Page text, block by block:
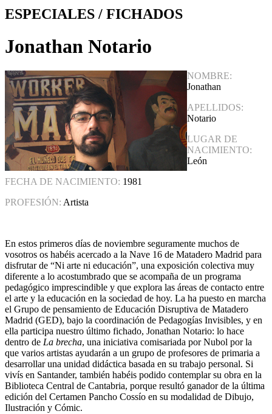
ESPECIALES / FICHADOS
Jonathan Notario
NOMBRE:
Jonathan
APELLIDOS:
Notario
LUGAR DE
NACIMIENTO:
León
FECHA DE NACIMIENTO: 1981
PROFESIÓN: Artista
En estos primeros días de noviembre seguramente muchos de
vosotros os habéis acercado a la Nave 16 de Matadero Madrid para
disfrutar de “Ni arte ni educación”, una exposición colectiva muy
diferente a lo acostumbrado que se acompaña de un programa
pedagógico imprescindible y que explora las áreas de contacto entre
el arte y la educación en la sociedad de hoy. La ha puesto en marcha
el Grupo de pensamiento de Educación Disruptiva de Matadero
Madrid (GED), bajo la coordinación de Pedagogías Invisibles, y en
ella participa nuestro último fichado, Jonathan Notario: lo hace
dentro de La brecha, una iniciativa comisariada por Nubol por la
que varios artistas ayudarán a un grupo de profesores de primaria a
desarrollar una unidad didáctica basada en su trabajo personal. Si
vivís en Santander, también habéis podido contemplar su obra en la
Biblioteca Central de Cantabria, porque resultó ganador de la última
edición del Certamen Pancho Cossío en su modalidad de Dibujo,
Ilustración y Cómic.